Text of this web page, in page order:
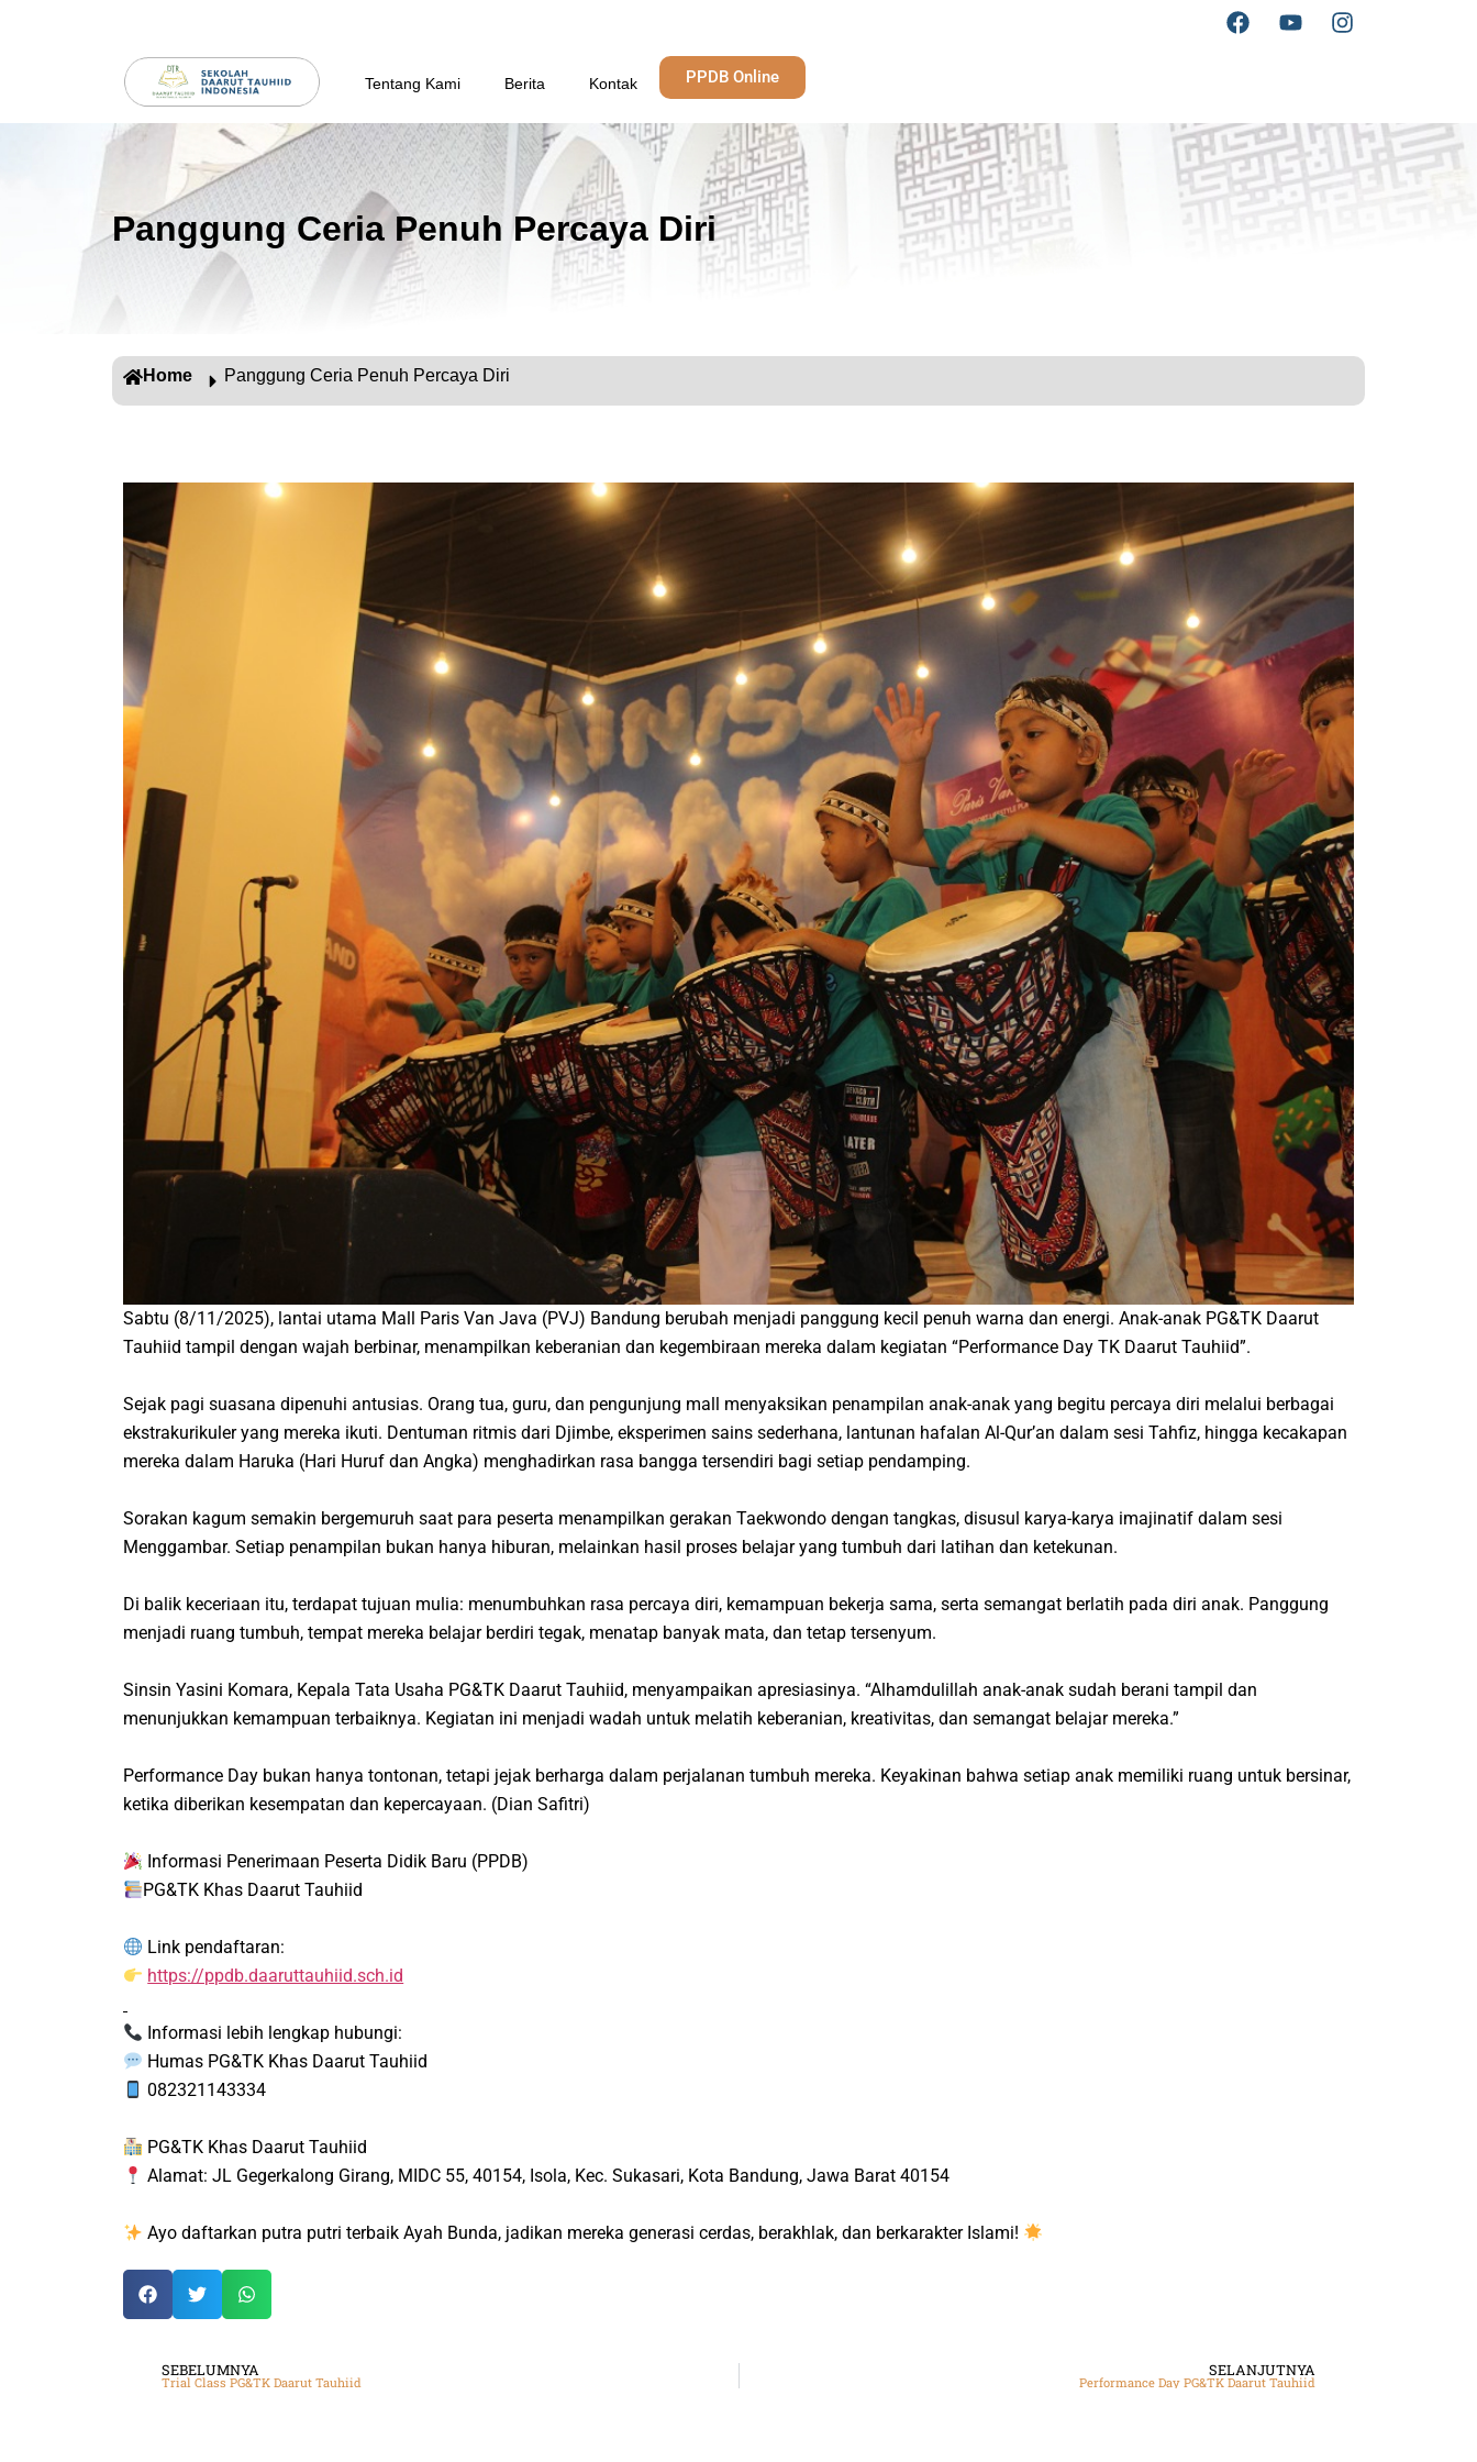
Tentang Kami Berita Kontak PPDB Online
Panggung Ceria Penuh Percaya Diri
Home Panggung Ceria Penuh Percaya Diri
Sabtu (8/11/2025), lantai utama Mall Paris Van Java (PVJ) Bandung berubah menjadi panggung kecil penuh warna dan energi. Anak-anak PG&TK Daarut
Tauhiid tampil dengan wajah berbinar, menampilkan keberanian dan kegembiraan mereka dalam kegiatan “Performance Day TK Daarut Tauhiid”.
Sejak pagi suasana dipenuhi antusias. Orang tua, guru, dan pengunjung mall menyaksikan penampilan anak-anak yang begitu percaya diri melalui berbagai
ekstrakurikuler yang mereka ikuti. Dentuman ritmis dari Djimbe, eksperimen sains sederhana, lantunan hafalan Al-Qur’an dalam sesi Tahfiz, hingga kecakapan
mereka dalam Haruka (Hari Huruf dan Angka) menghadirkan rasa bangga tersendiri bagi setiap pendamping.
Sorakan kagum semakin bergemuruh saat para peserta menampilkan gerakan Taekwondo dengan tangkas, disusul karya-karya imajinatif dalam sesi
Menggambar. Setiap penampilan bukan hanya hiburan, melainkan hasil proses belajar yang tumbuh dari latihan dan ketekunan.
Di balik keceriaan itu, terdapat tujuan mulia: menumbuhkan rasa percaya diri, kemampuan bekerja sama, serta semangat berlatih pada diri anak. Panggung
menjadi ruang tumbuh, tempat mereka belajar berdiri tegak, menatap banyak mata, dan tetap tersenyum.
Sinsin Yasini Komara, Kepala Tata Usaha PG&TK Daarut Tauhiid, menyampaikan apresiasinya. “Alhamdulillah anak-anak sudah berani tampil dan
menunjukkan kemampuan terbaiknya. Kegiatan ini menjadi wadah untuk melatih keberanian, kreativitas, dan semangat belajar mereka.”
Performance Day bukan hanya tontonan, tetapi jejak berharga dalam perjalanan tumbuh mereka. Keyakinan bahwa setiap anak memiliki ruang untuk bersinar,
ketika diberikan kesempatan dan kepercayaan. (Dian Safitri)
Informasi Penerimaan Peserta Didik Baru (PPDB)
PG&TK Khas Daarut Tauhiid
Link pendaftaran:
https://ppdb.daaruttauhiid.sch.id
Informasi lebih lengkap hubungi:
Humas PG&TK Khas Daarut Tauhiid
082321143334
PG&TK Khas Daarut Tauhiid
Alamat: JL Gegerkalong Girang, MIDC 55, 40154, Isola, Kec. Sukasari, Kota Bandung, Jawa Barat 40154
Ayo daftarkan putra putri terbaik Ayah Bunda, jadikan mereka generasi cerdas, berakhlak, dan berkarakter Islami!
SEBELUMNYA
Trial Class PG&TK Daarut Tauhiid
SELANJUTNYA
Performance Day PG&TK Daarut Tauhiid